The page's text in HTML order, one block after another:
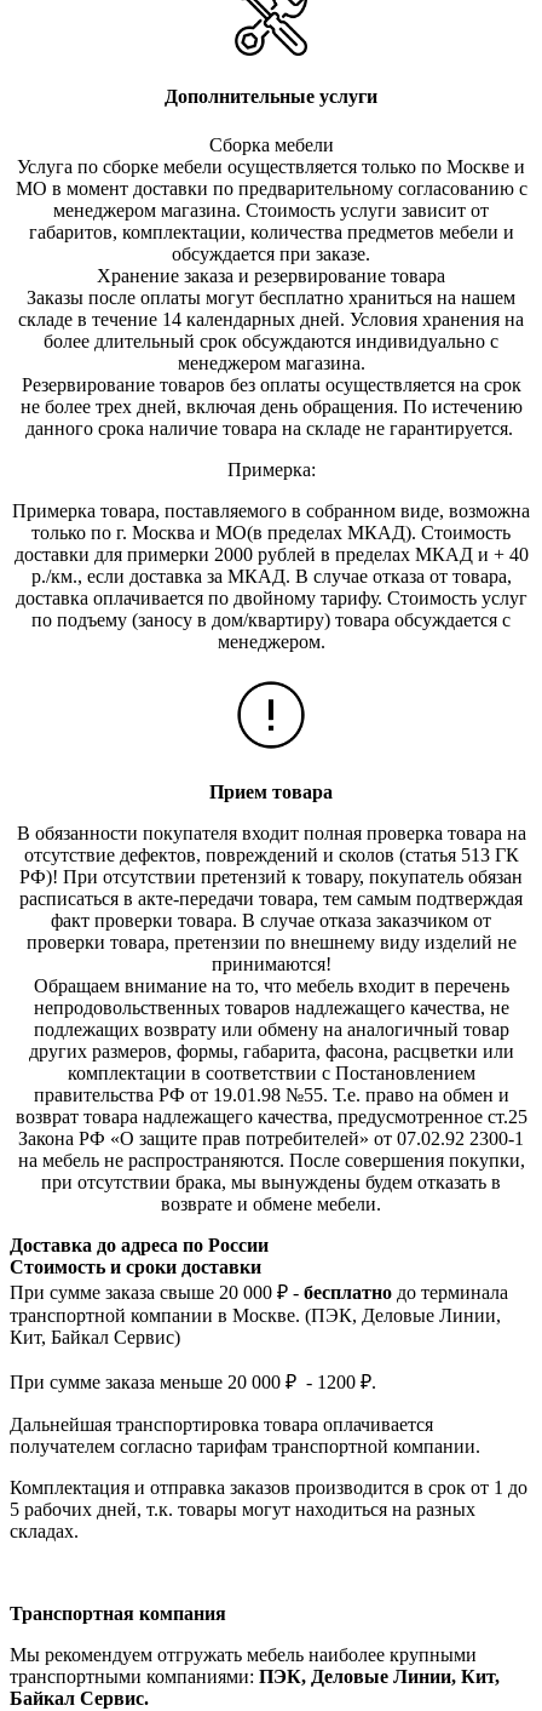
Дополнительные услуги
Сборка мебели
Услуга по сборке мебели осуществляется только по Москве и
МО в момент доставки по предварительному согласованию с
менеджером магазина. Стоимость услуги зависит от
габаритов, комплектации, количества предметов мебели и
обсуждается при заказе.
Хранение заказа и резервирование товара
Заказы после оплаты могут бесплатно храниться на нашем
складе в течение 14 календарных дней. Условия хранения на
более длительный срок обсуждаются индивидуально с
менеджером магазина.
Резервирование товаров без оплаты осуществляется на срок
не более трех дней, включая день обращения. По истечению
данного срока наличие товара на складе не гарантируется.
Примерка:
Примерка товара, поставляемого в собранном виде, возможна
только по г. Москва и МО(в пределах МКАД). Стоимость
доставки для примерки 2000 рублей в пределах МКАД и + 40
р./км., если доставка за МКАД. В случае отказа от товара,
доставка оплачивается по двойному тарифу. Стоимость услуг
по подъему (заносу в дом/квартиру) товара обсуждается с
менеджером.
Прием товара
В обязанности покупателя входит полная проверка товара на
отсутствие дефектов, повреждений и сколов (статья 513 ГК
РФ)! При отсутствии претензий к товару, покупатель обязан
расписаться в акте-передачи товара, тем самым подтверждая
факт проверки товара. В случае отказа заказчиком от
проверки товара, претензии по внешнему виду изделий не
принимаются!
Обращаем внимание на то, что мебель входит в перечень
непродовольственных товаров надлежащего качества, не
подлежащих возврату или обмену на аналогичный товар
других размеров, формы, габарита, фасона, расцветки или
комплектации в соответствии с Постановлением
правительства РФ от 19.01.98 №55. Т.е. право на обмен и
возврат товара надлежащего качества, предусмотренное ст.25
Закона РФ «О защите прав потребителей» от 07.02.92 2300-1
на мебель не распространяются. После совершения покупки,
при отсутствии брака, мы вынуждены будем отказать в
возврате и обмене мебели.
Доставка до адреса по России
Стоимость и сроки доставки
При сумме заказа свыше 20 000 ₽ - бесплатно до терминала
транспортной компании в Москве. (ПЭК, Деловые Линии,
Кит, Байкал Сервис)
При сумме заказа меньше 20 000 ₽ - 1200 ₽.
Дальнейшая транспортировка товара оплачивается
получателем согласно тарифам транспортной компании.
Комплектация и отправка заказов производится в срок от 1 до
5 рабочих дней, т.к. товары могут находиться на разных
складах.
Транспортная компания
Мы рекомендуем отгружать мебель наиболее крупными
транспортными компаниями: ПЭК, Деловые Линии, Кит,
Байкал Сервис.